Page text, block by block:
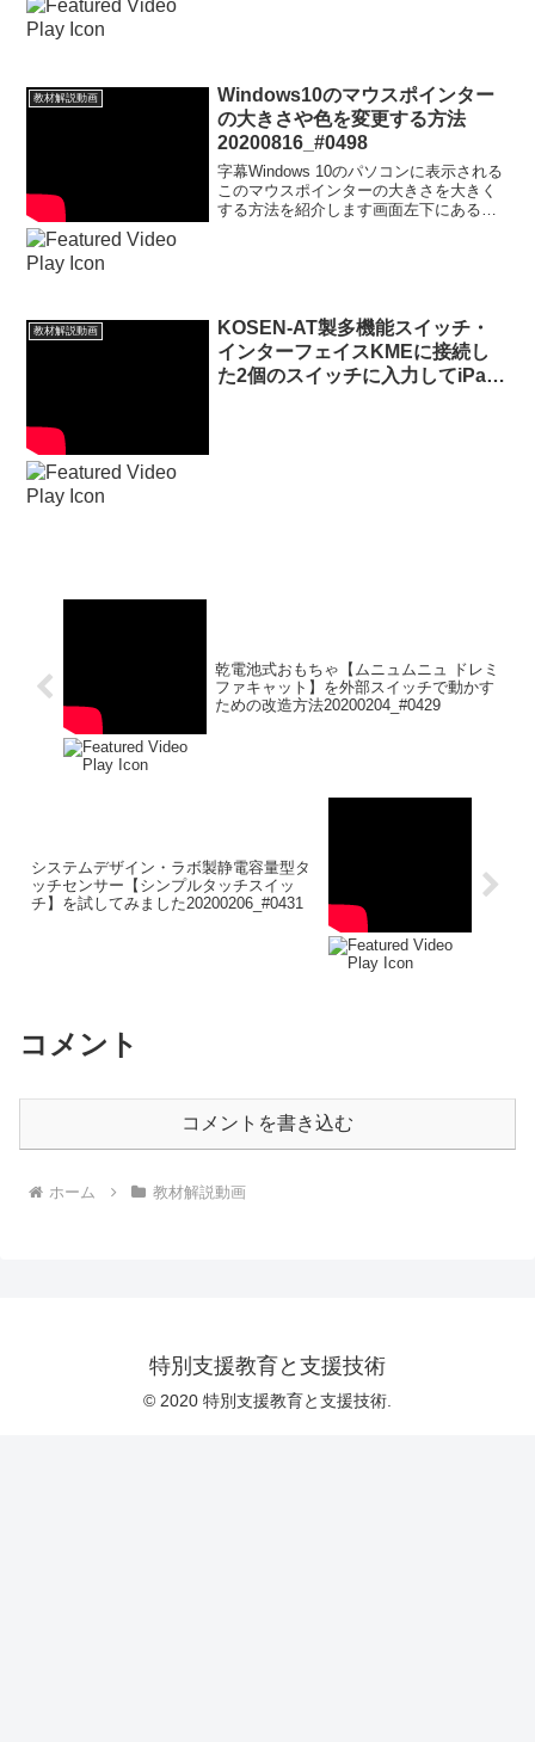
教材解説動画
Windows10のマウスポインター
の大きさや色を変更する方法
20200816_#0498
字幕Windows 10のパソコンに表示される
このマウスポインターの大きさを大きく
する方法を紹介します画面左下にある
教材解説動画
KOSEN-AT製多機能スイッチ・
インターフェイスKMEに接続し
た2個のスイッチに入力してiPad
乾電池式おもちゃ【ムニュムニュ ドレミ
ファキャット】を外部スイッチで動かす
ための改造方法20200204_#0429
システムデザイン・ラボ製静電容量型タ
ッチセンサー【シンプルタッチスイッ
チ】を試してみました20200206_#0431
コメント
コメントを書き込む
ホーム 教材解説動画
特別支援教育と支援技術
© 2020 特別支援教育と支援技術.